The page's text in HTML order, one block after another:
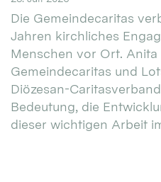
Die Gemeindecaritas
Jahren kirchliches
Menschen vor Ort.
Gemeindecaritas und
Diözesan-
Bedeutung, die
dieser wichtigen Arbeit